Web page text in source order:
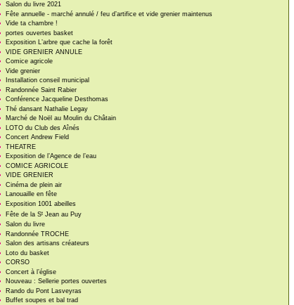
Salon du livre 2021
Fête annuelle - marché annulé / feu d’artifice et vide grenier maintenus
Vide ta chambre !
portes ouvertes basket
Exposition L’arbre que cache la forêt
VIDE GRENIER ANNULE
Comice agricole
Vide grenier
Installation conseil municipal
Randonnée Saint Rabier
Conférence Jacqueline Desthomas
Thé dansant Nathalie Legay
Marché de Noël au Moulin du Châtain
LOTO du Club des Aînés
Concert Andrew Field
THEATRE
Exposition de l’Agence de l’eau
COMICE AGRICOLE
VIDE GRENIER
Cinéma de plein air
Lanouaille en fête
Exposition 1001 abeilles
Fête de la St Jean au Puy
Salon du livre
Randonnée TROCHE
Salon des artisans créateurs
Loto du basket
CORSO
Concert à l’église
Nouveau : Sellerie portes ouvertes
Rando du Pont Lasveyras
Buffet soupes et bal trad